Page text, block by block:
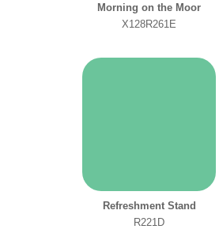
Morning on the Moor
X128R261E
Refreshment Stand
R221D